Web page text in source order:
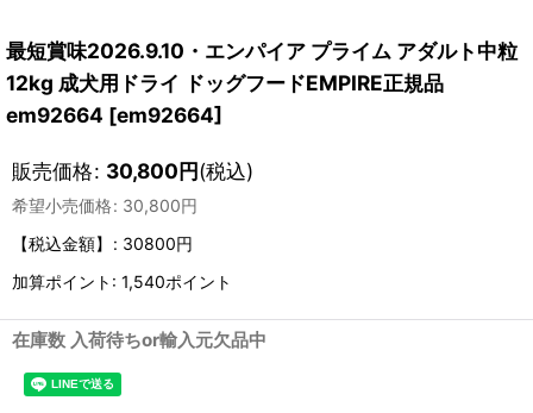
最短賞味2026.9.10・エンパイア プライム アダルト中粒
12kg 成犬用ドライ ドッグフードEMPIRE正規品
em92664 [em92664]
販売価格: 30,800円(税込)
希望小売価格: 30,800円
【税込金額】
: 30800円
加算ポイント: 1,540ポイント
在庫数 入荷待ちor輸入元欠品中